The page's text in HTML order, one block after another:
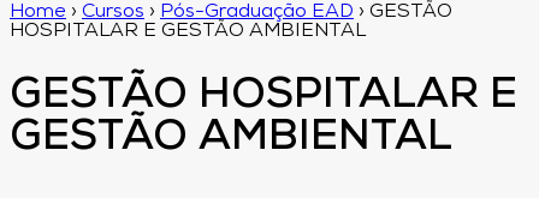
Home › Cursos › Pós-Graduação EAD › GESTÃO
HOSPITALAR E GESTÃO AMBIENTAL
GESTÃO HOSPITALAR E
GESTÃO AMBIENTAL